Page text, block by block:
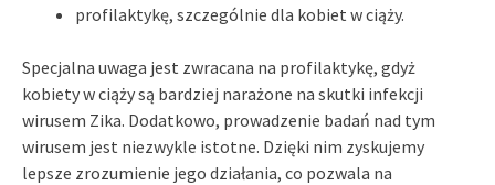
profilaktykę, szczególnie dla kobiet w ciąży.
Specjalna uwaga jest zwracana na profilaktykę, gdyż
kobiety w ciąży są bardziej narażone na skutki infekcji
wirusem Zika. Dodatkowo, prowadzenie badań nad tym
wirusem jest niezwykle istotne. Dzięki nim zyskujemy
lepsze zrozumienie jego działania, co pozwala na